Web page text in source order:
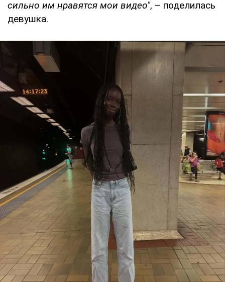
сильно им нравятся мои видео", – поделилась
девушка.